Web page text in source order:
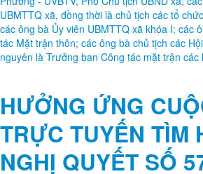
UBMTTQ Việt
Nông sơ kết công
đầu năm và kiện
Ủy ban Mặt trận Tổ
Nam xã khoá I,
2025-2030.